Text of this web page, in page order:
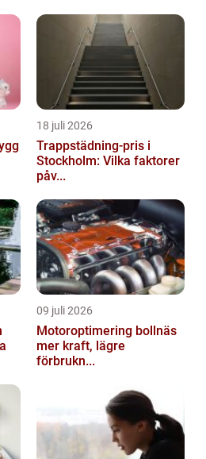
18 juli 2026
Trappstädning-pris i
Stockholm: Vilka faktorer
påv...
09 juli 2026
Motoroptimering bollnäs
mer kraft, lägre
förbrukn...